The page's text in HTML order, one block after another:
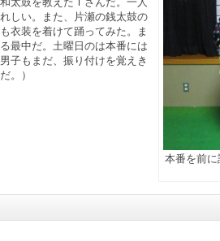
本番を前
しい。また、片瀬の銭太鼓の
衣装を着けて踊ってみた。ま
最中だ。土曜日のは本番には
子もまだ、振り付けを覚えき
。）